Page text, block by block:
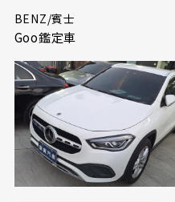
BENZ/賓士
Goo鑑定車